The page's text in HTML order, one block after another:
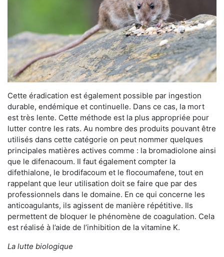
Cette éradication est également possible par ingestion
durable, endémique et continuelle. Dans ce cas, la mort
est très lente. Cette méthode est la plus appropriée pour
lutter contre les rats. Au nombre des produits pouvant être
utilisés dans cette catégorie on peut nommer quelques
principales matières actives comme : la bromadiolone ainsi
que le difenacoum. Il faut également compter la
difethialone, le brodifacoum et le flocoumafene, tout en
rappelant que leur utilisation doit se faire que par des
professionnels dans le domaine. En ce qui concerne les
anticoagulants, ils agissent de manière répétitive. Ils
permettent de bloquer le phénomène de coagulation. Cela
est réalisé à l’aide de l’inhibition de la vitamine K.
La lutte biologique